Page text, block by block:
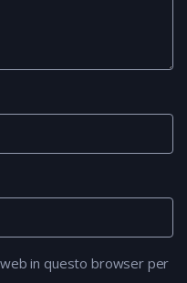
in questo browser per